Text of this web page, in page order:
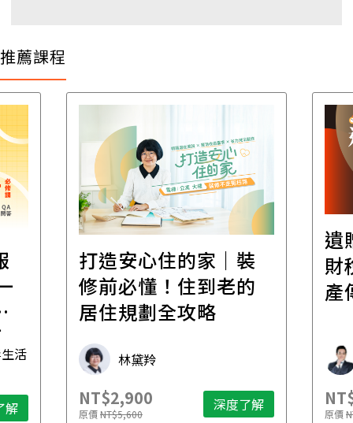
推薦課程
活
解
打造安心住的家｜裝
修前必懂！住到老的
居住規劃全攻略
林黛羚
NT$2,900
原價NT$5,600 深度了解
遺
財
產
原價